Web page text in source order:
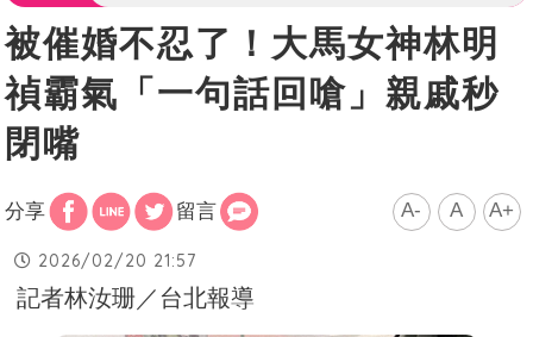
被催婚不忍了！大馬女神林明
禎霸氣「一句話回嗆」親戚秒
閉嘴
分享 留言 A- A A+
2026/02/20 21:57
記者林汝珊／台北報導